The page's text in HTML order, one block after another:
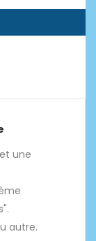
une
autre.